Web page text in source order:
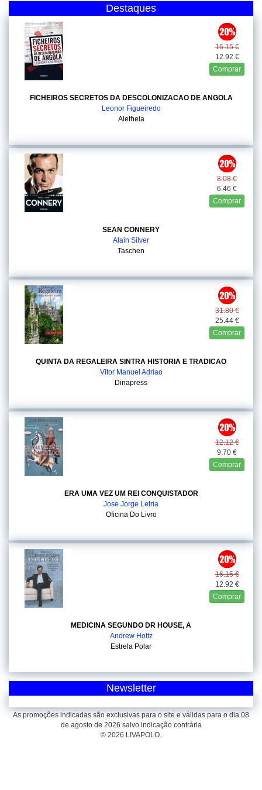
Destaques
16.15 €
12.92 €
Comprar
FICHEIROS SECRETOS DA DESCOLONIZACAO DE ANGOLA
Leonor Figueiredo
Aletheia
8.08 €
6.46 €
Comprar
SEAN CONNERY
Alain Silver
Taschen
31.80 €
25.44 €
Comprar
QUINTA DA REGALEIRA SINTRA HISTORIA E TRADICAO
Vitor Manuel Adriao
Dinapress
12.12 €
9.70 €
Comprar
ERA UMA VEZ UM REI CONQUISTADOR
Jose Jorge Letria
Oficina Do Livro
16.15 €
12.92 €
Comprar
MEDICINA SEGUNDO DR HOUSE, A
Andrew Holtz
Estrela Polar
Newsletter
As promoções indicadas são exclusivas para o site e válidas para o dia 08
de agosto de 2026 salvo indicação contrária
© 2026 LIVAPOLO.